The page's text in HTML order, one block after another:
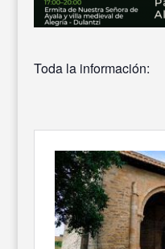
Toda la información: